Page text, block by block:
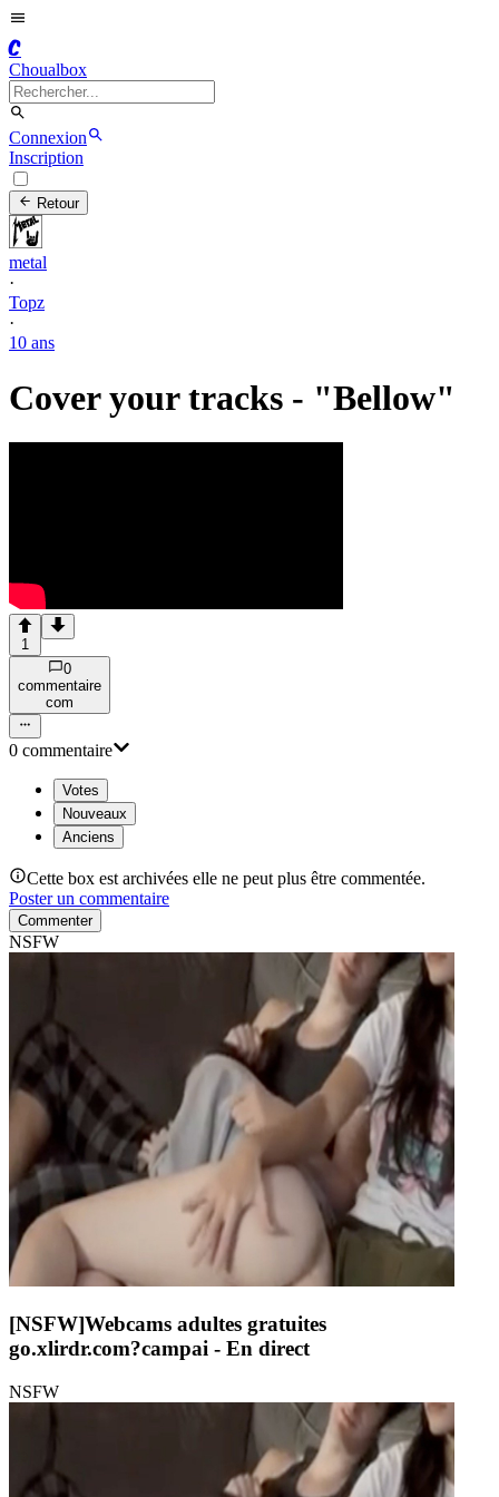
C
Choualbox
Connexion
Inscription
Retour
metal
·
Topz
·
10 ans
Cover your tracks - "Bellow"
1
0
commentaire
com
0 commentaire
Votes
Nouveaux
Anciens
Cette box est archivées elle ne peut plus être commentée.
Poster un commentaire
Commenter
NSFW
[NSFW]Webcams adultes gratuites
go.xlirdr.com?campai - En direct
NSFW